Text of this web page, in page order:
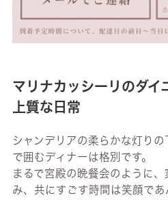
マリナカッシーリのダイ
上質な日常
シャンデリアの柔らかな灯り
で囲むディナーは格別です。
まるで宮殿の晩餐会のように
み、共にすごす時間は笑顔であ